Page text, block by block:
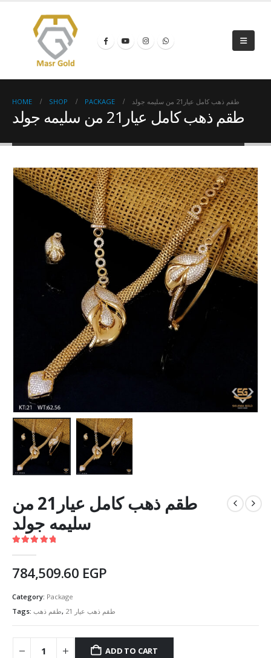
HOME SHOP PACKAGE طقم ذهب كامل عيار21 من سليمه جولد
طقم ذهب كامل عيار21 من سليمه جولد
طقم ذهب كامل عيار21 من
سليمه جولد
784,509.60 EGP
Category: Package
Tags: طقم ذهب, طقم ذهب عيار 21
ADD TO CART